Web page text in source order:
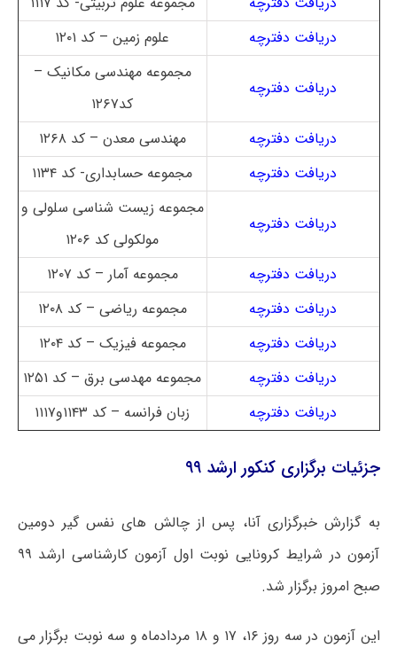
دریافت دفترچه
علوم زمین – کد ۱۲۰۱
دریافت دفترچه
مجموعه مهندسی مکانیک –
کد۱۲۶۷
دریافت دفترچه
مهندسی معدن – کد ۱۲۶۸
دریافت دفترچه
مجموعه حسابداری- کد ۱۱۳۴
دریافت دفترچه
مجموعه زیست شناسی سلولی و
مولکولی کد ۱۲۰۶
دریافت دفترچه
مجموعه آمار – کد ۱۲۰۷
دریافت دفترچه
مجموعه ریاضی – کد ۱۲۰۸
دریافت دفترچه
مجموعه فیزیک – کد ۱۲۰۴
دریافت دفترچه
مجموعه مهدسی برق – کد ۱۲۵۱
دریافت دفترچه
زبان فرانسه – کد ۱۱۴۳و۱۱۱۷
جزئیات برگزاری کنکور ارشد ۹۹
به گزارش خبرگزاری آنا، پس از چالش های نفس گیر دومین
آزمون در شرایط کرونایی نوبت اول آزمون کارشناسی ارشد ۹۹
صبح امروز برگزار شد.
این آزمون در سه روز ۱۶، ۱۷ و ۱۸ مردادماه و سه نوبت برگزار می